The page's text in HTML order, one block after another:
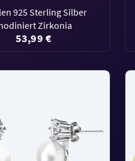
925 Sterling Silber
Zirkonia
53,99 €